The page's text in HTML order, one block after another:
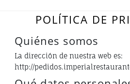
POLÍTICA DE
Quiénes somos
La dirección de nuestra web es:
http://